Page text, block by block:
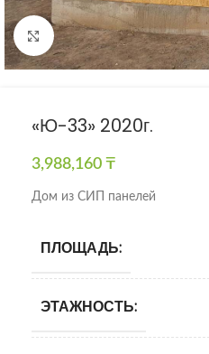
Нажмите, чтобы увеличить
«Ю-33» 2020г.
3,988,160 ₸
Дом из СИП панелей
ПЛОЩАДЬ:
ЭТАЖНОСТЬ: